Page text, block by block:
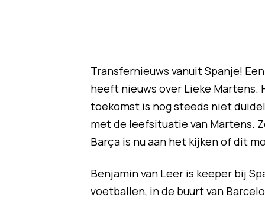
Transfernieuws vanuit Spanje!
heeft nieuws over Lieke
toekomst is nog steeds niet
met de leefsituatie van Martens.
Barça is nu aan het kijken of dit
Benjamin van Leer is keeper bij
voetballen, in de buurt van